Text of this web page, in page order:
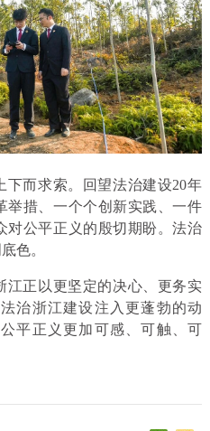
下而求索。回望法治建设20年
举措、一个个创新实践、一件
对公平正义的殷切期盼。法治
色。
江正以更坚定的决心、更务实
治浙江建设注入更蓬勃的动
平正义更加可感、可触、可